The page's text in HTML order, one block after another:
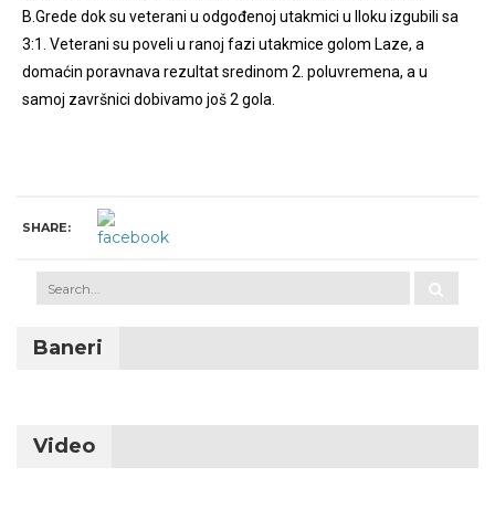
B.Grede dok su veterani u odgođenoj utakmici u Iloku izgubili sa
3:1. Veterani su poveli u ranoj fazi utakmice golom Laze, a
domaćin poravnava rezultat sredinom 2. poluvremena, a u
samoj završnici dobivamo još 2 gola.
SHARE:
Baneri
Video